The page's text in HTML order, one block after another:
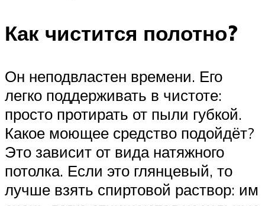
Как чистится полотно?
Он неподвластен времени. Его
легко поддерживать в чистоте:
просто протирать от пыли губкой.
Какое моющее средство подойдёт?
Это зависит от вида натяжного
потолка. Если это глянцевый, то
лучше взять спиртовой раствор: им